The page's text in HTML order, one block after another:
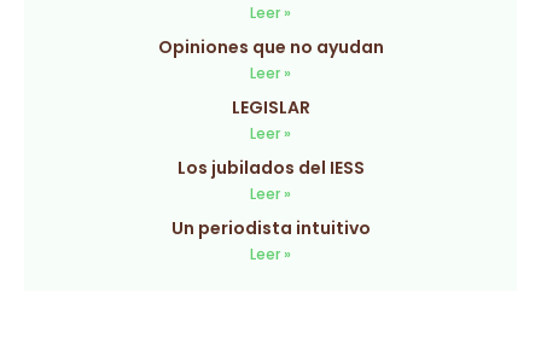
Leer »
Opiniones que no ayudan
Leer »
LEGISLAR
Leer »
Los jubilados del IESS
Leer »
Un periodista intuitivo
Leer »